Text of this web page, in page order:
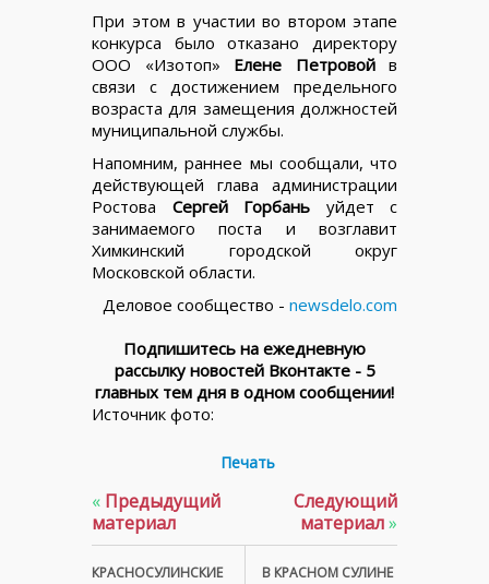
При этом в участии во втором этапе
конкурса было отказано директору
ООО «Изотоп» Елене Петровойв
связи с достижением предельного
возраста для замещения должностей
муниципальной службы.
Напомним, раннее мы сообщали, что
действующей глава администрации
Ростова Сергей Горбань уйдет с
занимаемого поста и возглавит
Химкинский городской округ
Московской области.
Деловое сообщество - newsdelo.com
Подпишитесь на ежедневную
рассылку новостей Вконтакте - 5
главных тем дня в одном сообщении!
Источник фото:
Печать
« Предыдущий
материал
КРАСНОСУЛИНСКИЕ
Следующий
материал»
В КРАСНОМ СУЛИНЕ